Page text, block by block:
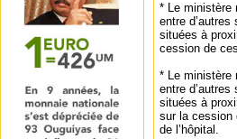
* Le ministère
entre
situées à
cession de
* Le ministère
entre
situées à
sur la cession
de l’hôpital.